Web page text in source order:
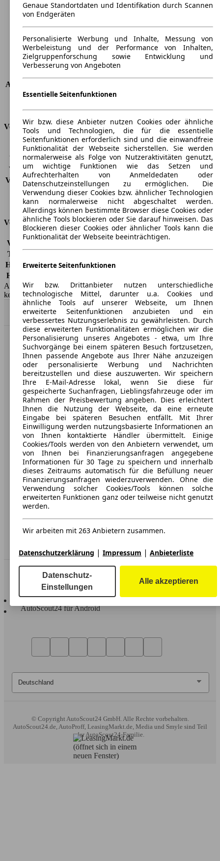
Breite
1902 mm
Radstand
Maximalgewicht
Max. Zuladung
-
Türen
4
Sitze
5
Anhängelast (ungebremst)
Anhängelast (gebremst)
2100 kg
Verbrauch
CO2 Emissionen*
148 g/km (komb.)
Verbrauch (Stadt)
6,8 l/100km
Verbrauch (Land)
4,9 l/100km
Verbrauch (komb.)* 5,6 l/100km
Schadstoffklasse
EU5
Tankinhalt
80 l
Versicherungsklassen
Vollkasko
Teilkasko
Haftpflicht -
HSN/TSN
AutoScout24 GmbH übernimmt für die Richtigkeit der Angaben
keine Gewähr.
Nach Oben
AutoScout24: Europaweit der größte Online-Automarkt.
Unternehmen
Über AutoScout24
Presse
Karriere
Werbung
AGB
Datenschutz
Impressum
Erklärung zur Barrierefreiheit
Service
In Verbindung bleiben
AutoScout24 für iOS
AutoScout24 für Android
© Copyright AutoScout24 GmbH. Alle Rechte vorbehalten.
AutoScout24.de, AutoProff, LeasingMarkt.de, Media und Smyle sind Teil
der AutoScout24-Familie.
Genaue Standortdaten und Identifikation durch Scannen
von Endgeräten
Personalisierte Werbung und Inhalte, Messung von
Werbeleistung und der Performance von Inhalten,
Zielgruppenforschung sowie Entwicklung und
Verbesserung von Angeboten
Essentielle Seitenfunktionen
Wir bzw. diese Anbieter nutzen Cookies oder ähnliche
Tools und Technologien, die für die essentielle
Seitenfunktionen erforderlich sind und die einwandfreie
Funktionalität der Webseite sicherstellen. Sie werden
normalerweise als Folge von Nutzeraktivitäten genutzt,
um wichtige Funktionen wie das Setzen und
Aufrechterhalten von Anmeldedaten oder
Datenschutzeinstellungen zu ermöglichen. Die
Verwendung dieser Cookies bzw. ähnlicher Technologien
kann normalerweise nicht abgeschaltet werden.
Allerdings können bestimmte Browser diese Cookies oder
ähnliche Tools blockieren oder Sie darauf hinweisen. Das
Blockieren dieser Cookies oder ähnlicher Tools kann die
Funktionalität der Webseite beeinträchtigen.
Erweiterte Seitenfunktionen
Wir bzw. Drittanbieter nutzen unterschiedliche
technologische Mittel, darunter u.a. Cookies und
ähnliche Tools auf unserer Webseite, um Ihnen
erweiterte Seitenfunktionen anzubieten und ein
verbessertes Nutzungserlebnis zu gewährleisten. Durch
diese erweiterten Funktionalitäten ermöglichen wir die
Personalisierung unseres Angebotes - etwa, um Ihre
Suchvorgänge bei einem späteren Besuch fortzusetzen,
Ihnen passende Angebote aus Ihrer Nähe anzuzeigen
oder personalisierte Werbung und Nachrichten
bereitzustellen und diese auszuwerten. Wir speichern
Ihre E-Mail-Adresse lokal, wenn Sie diese für
gespeicherte Suchanfragen, Lieblingsfahrzeuge oder im
Rahmen der Preisbewertung angeben. Dies erleichtert
Ihnen die Nutzung der Webseite, da eine erneute
Eingabe bei späteren Besuchen entfällt. Mit Ihrer
Einwilligung werden nutzungsbasierte Informationen an
von Ihnen kontaktierte Händler übermittelt. Einige
Cookies/Tools werden von den Anbietern verwendet, um
von Ihnen bei Finanzierungsanfragen angegebene
Informationen für 30 Tage zu speichern und innerhalb
dieses Zeitraums automatisch für die Befüllung neuer
Finanzierungsanfragen wiederzuverwenden. Ohne die
Verwendung solcher Cookies/Tools können solche
erweiterten Funktionen ganz oder teilweise nicht genutzt
werden.
Wir arbeiten mit 263 Anbietern zusammen.
Datenschutzerklärung | Impressum | Anbieterliste
Datenschutz-
Einstellungen
Alle akzeptieren